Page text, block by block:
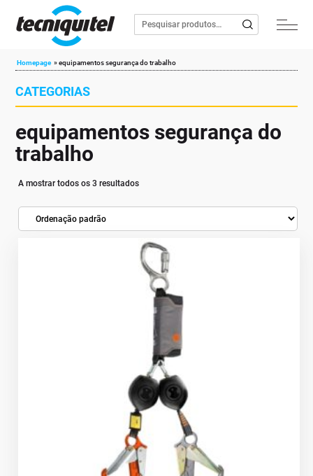
Homepage »equipamentos segurança do trabalho
CATEGORIAS
equipamentos segurança do
trabalho
A mostrar todos os 3 resultados